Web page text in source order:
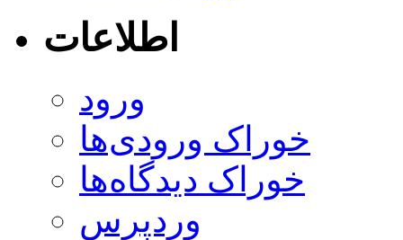
اطلاعات
ورود
خوراک ورودی‌ها
خوراک دیدگاه‌ها
وردپرس